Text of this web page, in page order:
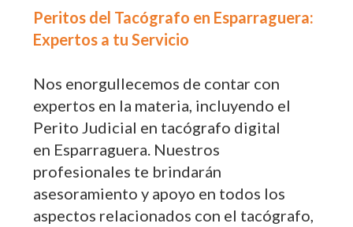
Peritos del Tacógrafo en Esparraguera:
Expertos a tu Servicio
Nos enorgullecemos de contar con
expertos en la materia, incluyendo el
Perito Judicial en tacógrafo digital
en Esparraguera. Nuestros
profesionales te brindarán
asesoramiento y apoyo en todos los
aspectos relacionados con el tacógrafo,